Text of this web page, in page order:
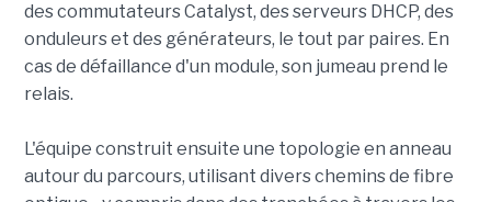
des commutateurs Catalyst, des serveurs DHCP, des
onduleurs et des générateurs, le tout par paires. En
cas de défaillance d'un module, son jumeau prend le
relais.
L'équipe construit ensuite une topologie en anneau
autour du parcours, utilisant divers chemins de fibre